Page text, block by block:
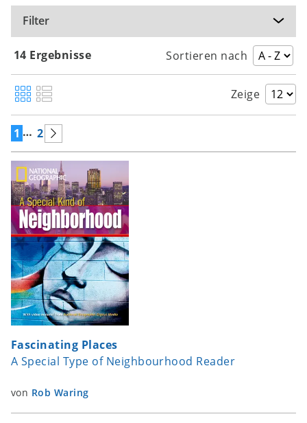
Filter
14 Ergebnisse Sortieren nach
Zeige
1 … 2
Fascinating Places
A Special Type of Neighbourhood Reader
von Rob Waring